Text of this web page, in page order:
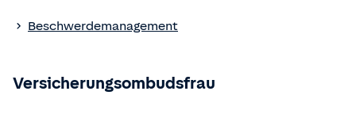
Die berufsrechtlichen Regelungen können über die vom
eingesehen und abgerufen werden.
Beschwerdemanagement
Versicherungsombudsfrau